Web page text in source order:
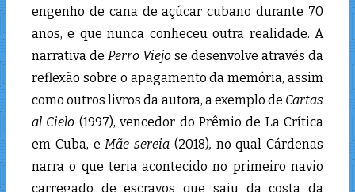
engenho de cana de açúcar cubano durante 70
anos, e que nunca conheceu outra realidade. A
narrativa de Perro Viejo se desenvolve através da
reflexão sobre o apagamento da memória, assim
como outros livros da autora, a exemplo de Cartas
al Cielo (1997), vencedor do Prêmio de La Crítica
em Cuba, e Mãe sereia (2018), no qual Cárdenas
narra o que teria acontecido no primeiro navio
carregado de escravos que saiu da costa da